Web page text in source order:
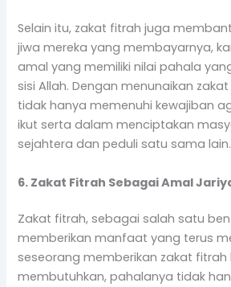
Selain itu, zakat fitrah juga
jiwa mereka yang membayarnya,
amal yang memiliki nilai pahala
sisi Allah. Dengan menunaikan
tidak hanya memenuhi kewajiban
ikut serta dalam menciptakan
sejahtera dan peduli satu sama lain.
6. Zakat Fitrah Sebagai Amal
Zakat fitrah, sebagai salah satu
memberikan manfaat yang terus
seseorang memberikan zakat
membutuhkan, pahalanya tidak